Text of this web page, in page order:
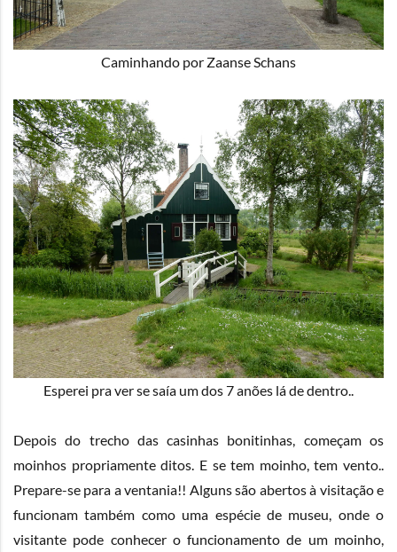
Caminhando por Zaanse Schans
Esperei pra ver se saía um dos 7 anões lá de dentro..
Depois do trecho das casinhas bonitinhas, começam os
moinhos propriamente ditos. E se tem moinho, tem vento..
Prepare-se para a ventania!! Alguns são abertos à visitação e
funcionam também como uma espécie de museu, onde o
visitante pode conhecer o funcionamento de um moinho,